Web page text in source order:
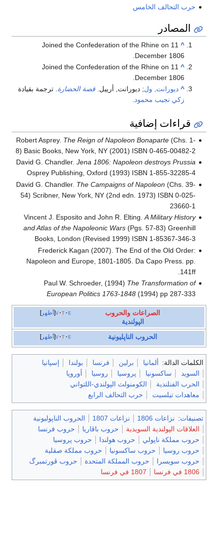
حرب التحالف الخامس
المصادر
^
Joined the Confederation of the Rhine on 11
December 1806.
^
Joined the Confederation of the Rhine on 11
December 1806.
^ ديورانت, ول; ديورانت, أرييل. قصة الحضارة. ترجمة بقيادة
زكي نجيب محمود.
قراءات إضافية
Robert Asprey. The Reign of Napoleon Bonaparte(Chs. 1-
8) Basic Books, New York, NY (2001) ISBN 0-465-00482-2
David G. Chandler. Jena 1806: Napoleon destroys Prussia
Osprey Publishing, Oxford (1993) ISBN 1-855-32285-4
David G. Chandler. The Campaigns of Napoleon (Chs. 39-
54) Scribner, New York, NY (2nd edn. 1973) ISBN 0-025-
23660-1
Vincent J. Esposito and John R. Elting. A Military History
and Atlas of the Napoleonic Wars(Pgs. 57-83) Greenhill
Books, London (Revised 1999) ISBN 1-85367-346-3
Frederick Kagan (2007). The End of the Old Order:
Napoleon and Europe, 1801-1805. Da Capo Press. pp.
141ff.
Paul W. Schroeder, (1994) The Transformation of
European Politics 1763-1848(1994) pp 287-333
أظهر v t e
الصراعات والحروب
الپولندية
أظهر v t e الحروب الناپليونية
الكلمات الدالة: ألمانيا برلين فرنسا بولندا
إسپانيا
السويد
ساكسونيا پروسيا روسيا
أوروپا
الحرب الفنلندية
الكومنولث الپولندي-اللتواني
معاهدات تيلسيت
حرب التحالف الرابع
تصنيفات: نزاعات 1806 نزاعات 1807
الحروب الناپوليونية
العلاقات الپولندية السويدية
حروب باڤاريا
حروب فرنسا
حروب مملكة ناپولي
حروب هولندا
حروب پروسيا
حروب روسيا
حروب ساكسونيا
حروب مملكة صقلية
حروب سويسرا
حروب المملكة المتحدة
حروب ڤورتمبرگ
1806 في فرنسا
1807 في فرنسا